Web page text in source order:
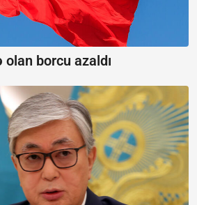
olan borcu azaldı